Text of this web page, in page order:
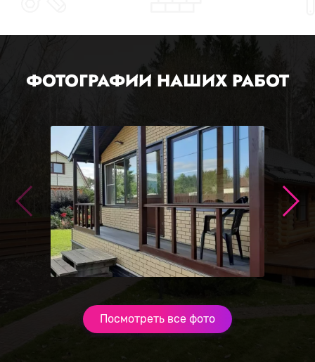
ФОТОГРАФИИ НАШИХ РАБОТ
Посмотреть все фото